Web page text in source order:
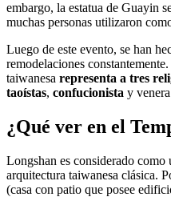
embargo, la estatua de Guayin
muchas personas utilizaron
Luego de este evento, se han
remodelaciones
taiwanesa representa a tres
taoístas, confucionista y
¿Qué ver en el
Longshan es considerado
arquitectura taiwanesa clásica.
(casa con patio que posee